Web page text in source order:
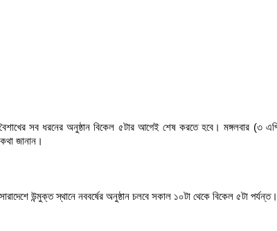
বৈশাখের সব ধরনের অনুষ্ঠান বিকেল ৫টার আগেই শেষ করতে হবে। মঙ্গলবার (৩
জানান।
উন্মুক্ত স্থানে নববর্ষের অনুষ্ঠান চলবে সকাল ১০টা থেকে বিকেল ৫টা